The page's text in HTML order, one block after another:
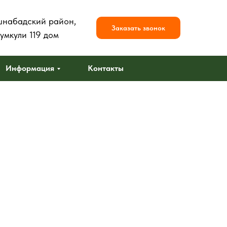
район,
119 дом
Заказать звонок
Информация Контакты